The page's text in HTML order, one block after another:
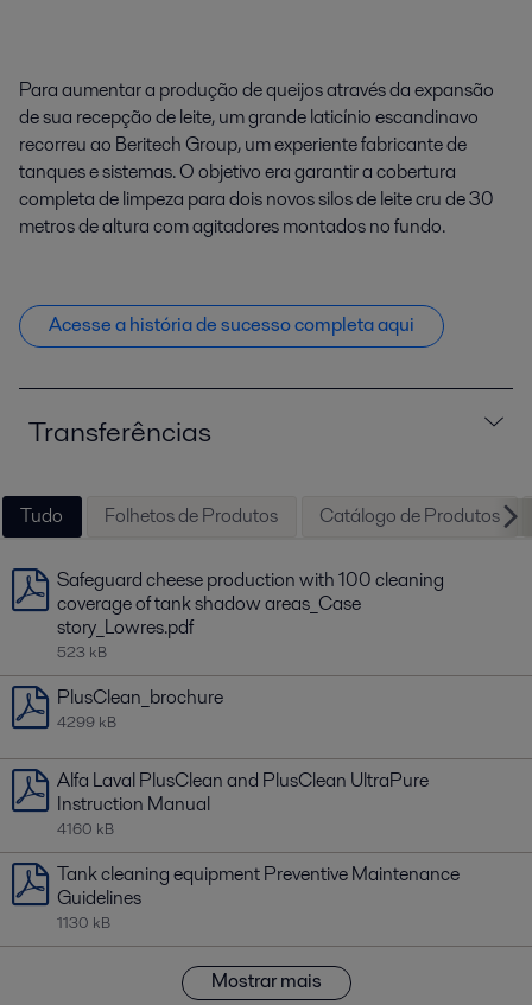
Para aumentar a produção de queijos através da expansão
de sua recepção de leite, um grande laticínio escandinavo
recorreu ao Beritech Group, um experiente fabricante de
tanques e sistemas. O objetivo era garantir a cobertura
completa de limpeza para dois novos silos de leite cru de 30
metros de altura com agitadores montados no fundo.
Acesse a história de sucesso completa aqui
Transferências
Tudo Folhetos de Produtos Catálogo de Produtos
Safeguard cheese production with 100 cleaning
coverage of tank shadow areas_Case
story_Lowres.pdf
523 kB
PlusClean_brochure
4299 kB
Alfa Laval PlusClean and PlusClean UltraPure
Instruction Manual
4160 kB
Tank cleaning equipment Preventive Maintenance
Guidelines
1130 kB
Mostrar mais